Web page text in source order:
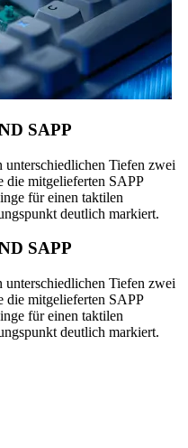
SAPP
unterschiedlichen Tiefen zwei
die mitgelieferten SAPP
für einen taktilen
deutlich markiert.
SAPP
unterschiedlichen Tiefen zwei
die mitgelieferten SAPP
für einen taktilen
deutlich markiert.